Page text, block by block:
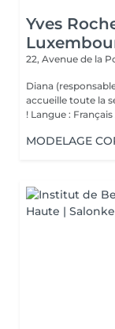
Yves
22, Avenue de la
Diana
accueille toute la
! Langue :
MODELAGE